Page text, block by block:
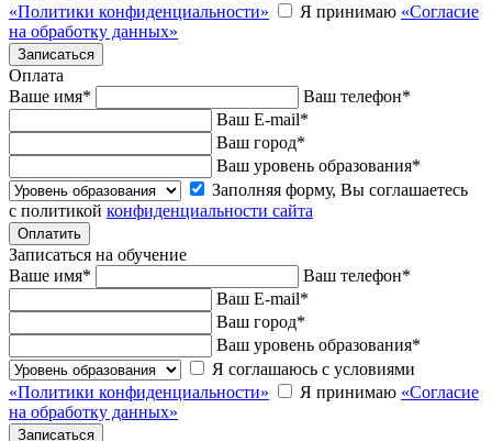
«Политики конфиденциальности»
Я принимаю «Согласие
на обработку данных»
Оплата
Ваше имя* Ваш телефон*
Ваш E-mail*
Ваш город*
Ваш уровень образования*
Заполняя форму, Вы соглашаетесь
с политикой конфиденциальности сайта
Записаться на обучение
Ваше имя* Ваш телефон*
Ваш E-mail*
Ваш город*
Ваш уровень образования*
Я соглашаюсь с условиями
«Политики конфиденциальности»
Я принимаю «Согласие
на обработку данных»